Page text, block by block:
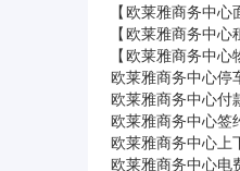
【 欧莱雅商务中心
【 欧莱雅商务中
【 欧莱雅商务中
欧莱雅商务中心停
欧莱雅商务中心付
欧莱雅商务中心签
欧莱雅商务中心上
欧莱雅商务中心电